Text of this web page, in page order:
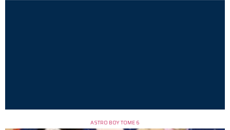
ASTRO BOY TOME 6